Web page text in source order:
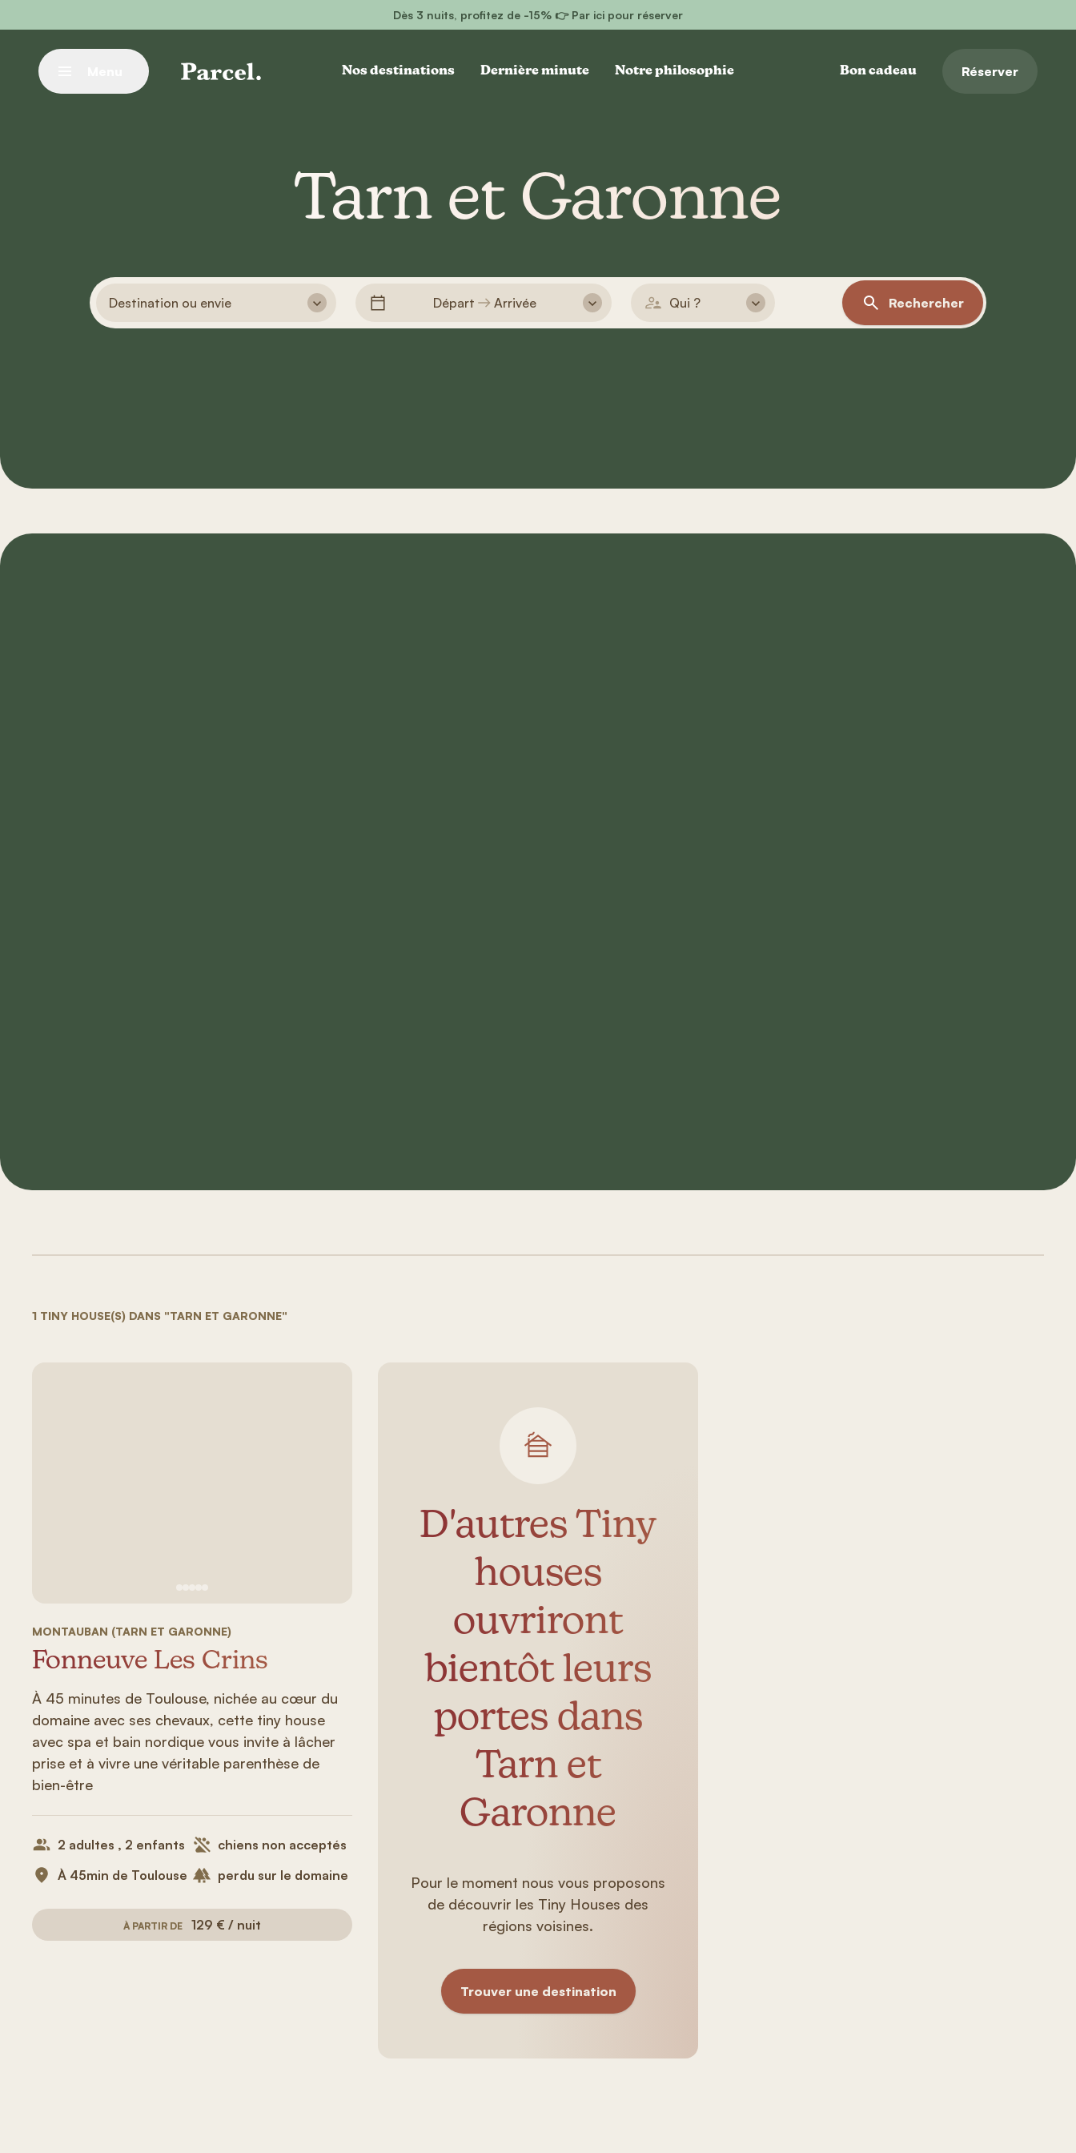
Dès 3 nuits, profitez de -15% 👉 Par ici pour réserver
Fermer
Nos destinations Dernière minute Notre philosophie Bon cadeau Réserver
Tarn et Garonne
Destination ou envie Départ Arrivée Qui ? Rechercher
1 TINY HOUSE(S) DANS "TARN ET GARONNE"
MONTAUBAN (TARN ET GARONNE)
Fonneuve Les Crins
À 45 minutes de Toulouse, nichée au cœur du
domaine avec ses chevaux, cette tiny house
avec spa et bain nordique vous invite à lâcher
prise et à vivre une véritable parenthèse de
bien-être
2 adultes , 2 enfants
À 45min de Toulouse
chiens non acceptés
perdu sur le domaine
À PARTIR DE 129 € / nuit
D'autres Tiny
houses
ouvriront
bientôt leurs
portes dans
Tarn et
Garonne
Pour le moment nous vous proposons
de découvrir les Tiny Houses des
régions voisines.
Trouver une destination